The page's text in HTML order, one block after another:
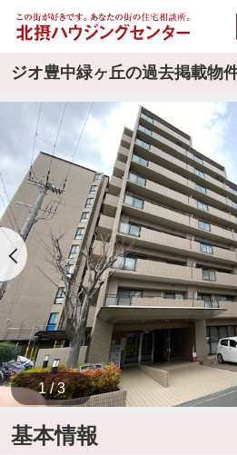
ジオ豊中緑ヶ丘の過去掲載物
1 / 3
基本情報